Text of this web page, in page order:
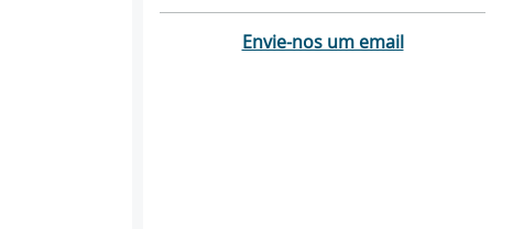
Envie-nos um email